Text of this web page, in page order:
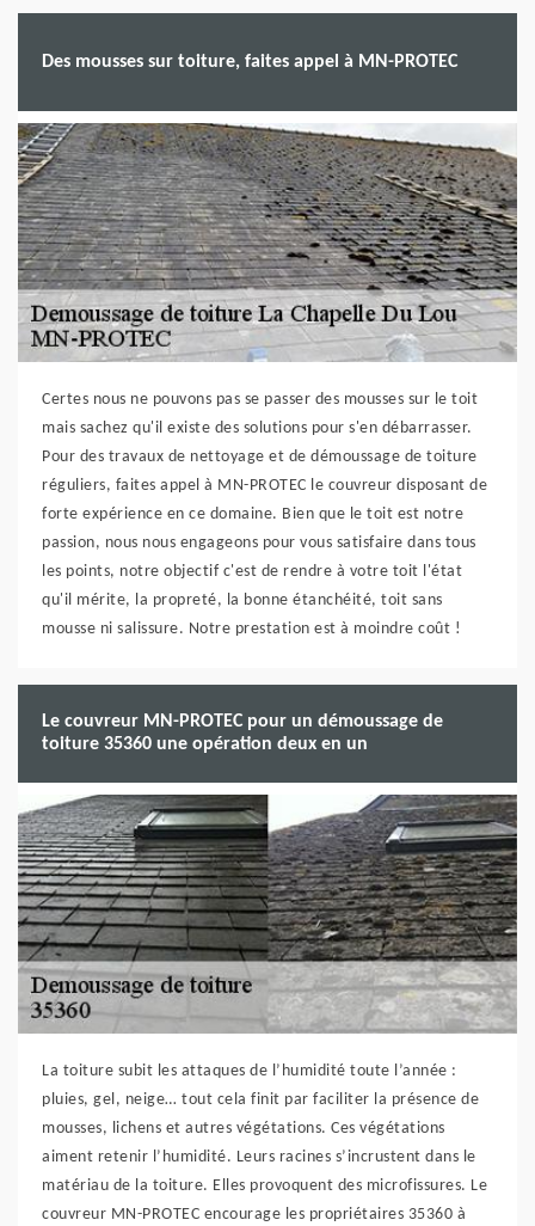
Des mousses sur toiture, faites appel à MN-PROTEC
Certes nous ne pouvons pas se passer des mousses sur le toit
mais sachez qu'il existe des solutions pour s'en débarrasser.
Pour des travaux de nettoyage et de démoussage de toiture
réguliers, faites appel à MN-PROTEC le couvreur disposant de
forte expérience en ce domaine. Bien que le toit est notre
passion, nous nous engageons pour vous satisfaire dans tous
les points, notre objectif c'est de rendre à votre toit l'état
qu'il mérite, la propreté, la bonne étanchéité, toit sans
mousse ni salissure. Notre prestation est à moindre coût !
Le couvreur MN-PROTEC pour un démoussage de
toiture 35360 une opération deux en un
La toiture subit les attaques de l’humidité toute l’année :
pluies, gel, neige… tout cela finit par faciliter la présence de
mousses, lichens et autres végétations. Ces végétations
aiment retenir l’humidité. Leurs racines s’incrustent dans le
matériau de la toiture. Elles provoquent des microfissures. Le
couvreur MN-PROTEC encourage les propriétaires 35360 à